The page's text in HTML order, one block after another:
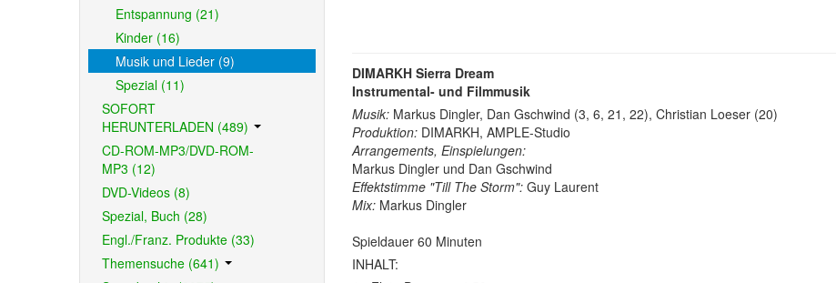
DIMARKH Sierra Dream
Instrumental- und Filmmusik
Musik:Markus Dingler, Dan Gschwind (3, 6, 21, 22), Christian Loeser (20)
Produktion:DIMARKH, AMPLE-Studio
Arrangements, Einspielungen:
Markus Dingler und Dan Gschwind
Effektstimme "Till The Storm":Guy Laurent
Mix:Markus Dingler
Spieldauer 60 Minuten
INHALT:
Entspannung (21)
Kinder (16)
Musik und Lieder (9)
Spezial (11)
SOFORT
HERUNTERLADEN (489)
CD-ROM-MP3/DVD-ROM-
MP3 (12)
DVD-Videos (8)
Spezial, Buch (28)
Engl./Franz. Produkte (33)
Themensuche (641)